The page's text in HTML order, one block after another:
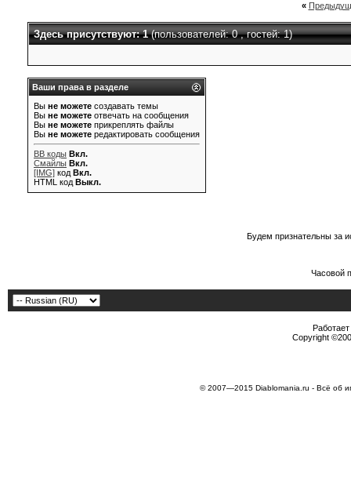
«
Здесь присутствуют: 1(пользователей: 0 , гостей: 1)
Ваши права в разделе
Вы не можете создавать темы
Вы не можете отвечать на сообщения
Вы не можете прикреплять файлы
Вы не можете редактировать сообщения
BB коды Вкл.
Смайлы Вкл.
[IMG] код Вкл.
HTML код Выкл.
Будем признательны за
Часовой
Copyright
© 2007—2015 Diablomania.ru - Всё об